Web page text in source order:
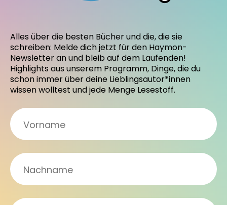
Alles über die besten Bücher und die, die sie
schreiben: Melde dich jetzt für den Haymon-
Newsletter an und bleib auf dem Laufenden!
Highlights aus unserem Programm, Dinge, die du
schon immer über deine Lieblingsautor*innen
wissen wolltest und jede Menge Lesestoff.